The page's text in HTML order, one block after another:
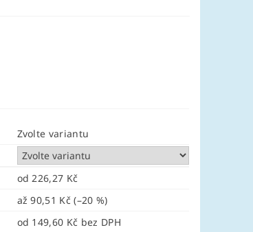
Zvolte variantu
od 226,27 Kč
až90,51 Kč(–20 %)
od 149,60 Kč bez DPH